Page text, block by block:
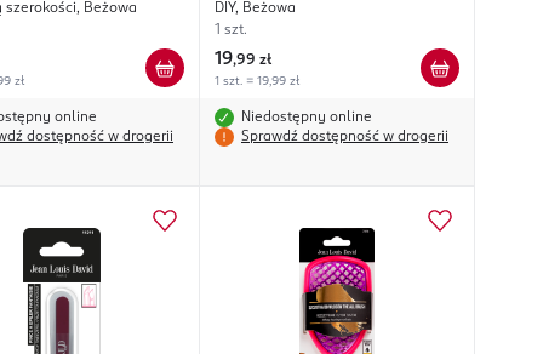
szerokości, Beżowa
zł
online
dostępność w drogerii
DIY, Beżowa
1 szt.
19,99 zł
1 szt. = 19,99 zł
Niedostępny online
Sprawdź dostępność w drogerii